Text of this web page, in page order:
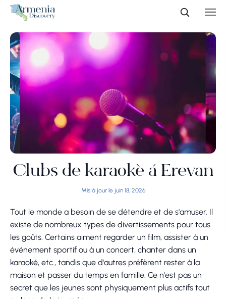
Clubs de karaoké à Erevan
Mis à jour le juin 18, 2026
Tout le monde a besoin de se détendre et de s'amuser. Il
existe de nombreux types de divertissements pour tous
les goûts. Certains aiment regarder un film, assister à un
événement sportif ou à un concert, chanter dans un
karaoké, etc., tandis que d'autres préfèrent rester à la
maison et passer du temps en famille. Ce n'est pas un
secret que les jeunes sont physiquement plus actifs tout